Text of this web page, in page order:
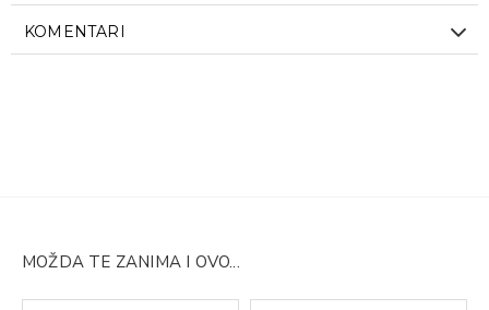
KOMENTARI
MOŽDA TE ZANIMA I OVO...